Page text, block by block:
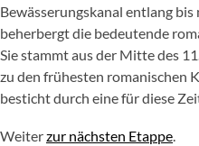
Bewässerungskanal entlang bis
beherbergt die bedeutende
Sie stammt aus der Mitte des
zu den frühesten romanischen
besticht durch eine für diese
Weiterzur nächsten Etappe.